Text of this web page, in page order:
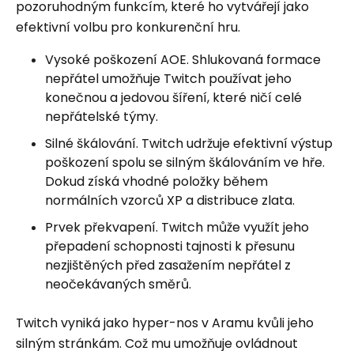
pozoruhodným funkcím, které ho vytvářejí jako
efektivní volbu pro konkurenční hru.
Vysoké poškození AOE. Shlukovaná formace
nepřátel umožňuje Twitch používat jeho
konečnou a jedovou šíření, které ničí celé
nepřátelské týmy.
Silné škálování. Twitch udržuje efektivní výstup
poškození spolu se silným škálováním ve hře.
Dokud získá vhodné položky během
normálních vzorců XP a distribuce zlata.
Prvek překvapení. Twitch může využít jeho
přepadení schopnosti tajnosti k přesunu
nezjištěných před zasažením nepřátel z
neočekávaných směrů.
Twitch vyniká jako hyper-nos v Aramu kvůli jeho
silným stránkám. Což mu umožňuje ovládnout